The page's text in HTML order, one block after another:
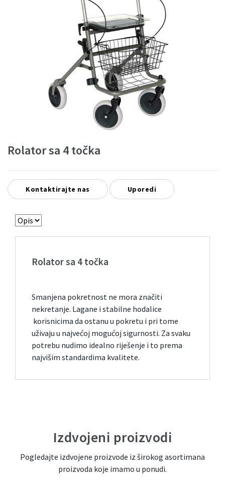
Rolator sa 4 točka
Kontaktirajte nas Uporedi
Rolator sa 4 točka
Smanjena pokretnost ne mora značiti
nekretanje. Lagane i stabilne hodalice
korisnicima da ostanu u pokretu i pri tome
uživaju u najvećoj mogućoj sigurnosti. Za svaku
potrebu nudimo idealno riješenje i to prema
najvišim standardima kvalitete.
Izdvojeni proizvodi
Pogledajte izdvojene proizvode iz širokog asortimana
proizvoda koje imamo u ponudi.